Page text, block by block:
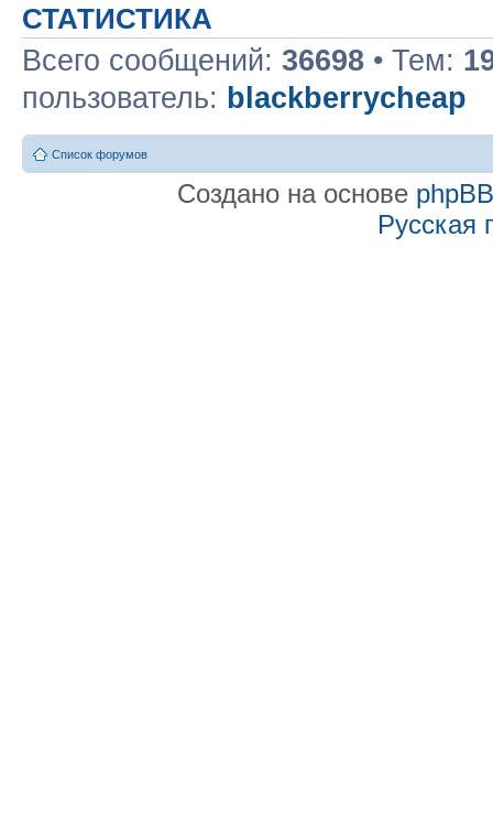
СТАТИСТИКА
Всего сообщений: 36698 • Тем:
пользователь: blackberrycheap
Список форумов
Создано на основе phpBB
Русская